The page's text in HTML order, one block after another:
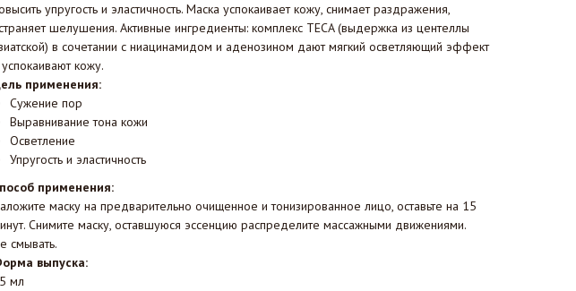
упругость и эластичность. Маска успокаивает кожу, снимает раздражения,
шелушения. Активные ингредиенты: комплекс TECA (выдержка из центеллы
в сочетании с ниацинамидом и аденозином дают мягкий осветляющий эффект
кожу.
применения:
Сужение пор
Выравнивание тона кожи
Осветление
Упругость и эластичность
применения:
маску на предварительно очищенное и тонизированное лицо, оставьте на 15
Снимите маску, оставшуюся эссенцию распределите массажными движениями.
смывать.
выпуска:
мл